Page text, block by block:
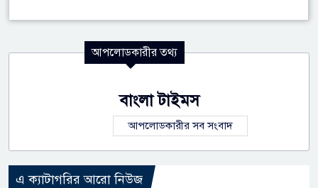
আপলোডকারীর তথ্য
বাংলা টাইমস
আপলোডকারীর সব সংবাদ
এ ক্যাটাগরির আরো নিউজ